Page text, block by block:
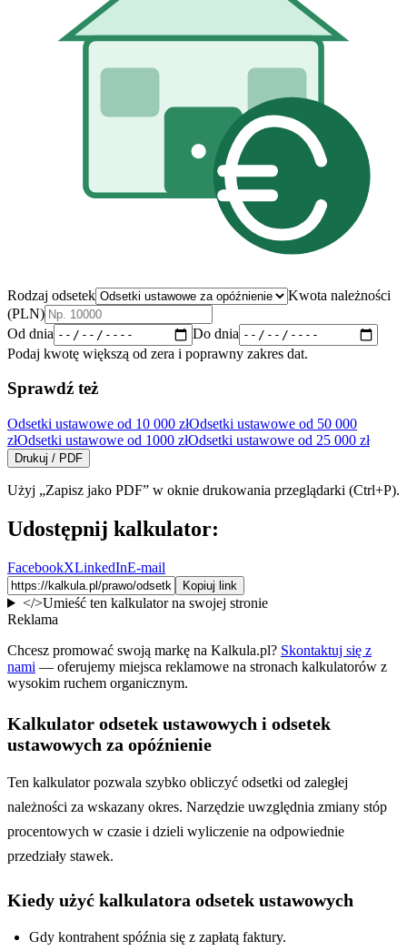
Rodzaj odsetek
Kwota należności
(PLN)
Od dnia
Do dnia
Podaj kwotę większą od zera i poprawny zakres dat.
Sprawdź też
Odsetki ustawowe od 10 000 złOdsetki ustawowe od 50 000
złOdsetki ustawowe od 1000 złOdsetki ustawowe od 25 000 zł
Drukuj / PDF
Użyj „Zapisz jako PDF” w oknie drukowania przeglądarki (Ctrl+P).
Udostępnij kalkulator:
FacebookXLinkedInE-mail
Kopiuj link
</>Umieść ten kalkulator na swojej stronie
Reklama
Chcesz promować swoją markę na Kalkula.pl? Skontaktuj się z
nami — oferujemy miejsca reklamowe na stronach kalkulatorów z
wysokim ruchem organicznym.
Kalkulator odsetek ustawowych i odsetek
ustawowych za opóźnienie
Ten kalkulator pozwala szybko obliczyć odsetki od zaległej
należności za wskazany okres. Narzędzie uwzględnia zmiany stóp
procentowych w czasie i dzieli wyliczenie na odpowiednie
przedziały stawek.
Kiedy użyć kalkulatora odsetek ustawowych
Gdy kontrahent spóźnia się z zapłatą faktury.